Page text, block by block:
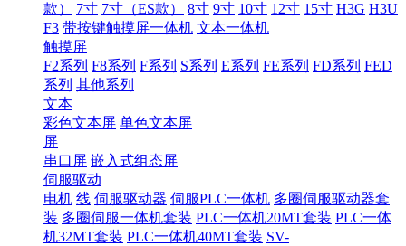
款）
7寸 7寸（ES款） 8寸 9寸 10寸 12寸 15寸 H3G H3U
F3 带按键触摸屏一体机 文本一体机
触摸屏
F2系列 F8系列 F系列 S系列 E系列 FE系列 FD系列 FED
系列 其他系列
文本
彩色文本屏 单色文本屏
屏
串口屏 嵌入式组态屏
伺服驱动
电机 线 伺服驱动器 伺服PLC一体机 多圈伺服驱动器套
装 多圈伺服一体机套装 PLC一体机20MT套装 PLC一体
机32MT套装 PLC一体机40MT套装 SV-